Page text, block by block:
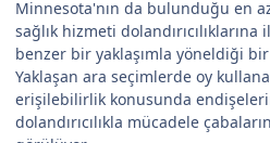
Minnesota'nın da bulunduğu en
sağlık hizmeti
benzer bir yaklaşımla yöneldiği
Yaklaşan ara seçimlerde oy
erişilebilirlik konusunda
dolandırıcılıkla mücadele